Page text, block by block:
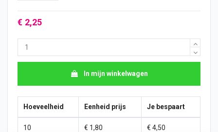
€ 2,25
In mijn winkelwagen
Hoeveelheid Eenheid prijs Je bespaart
10 € 1,80 € 4,50